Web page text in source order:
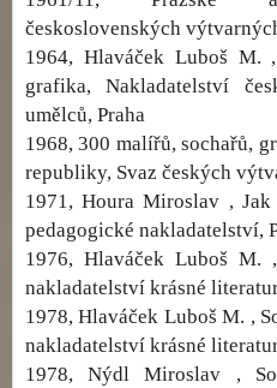
československých
1964, Hlaváček Luboš M. ,
grafika, Nakladatelství
umělců, Praha
1968, 300 malířů, sochařů,
republiky, Svaz českých
1971, Houra Miroslav ,
pedagogické nakladatelství,
1976, Hlaváček Luboš M.
nakladatelství krásné
1978, Hlaváček Luboš M. ,
nakladatelství krásné
1978, Nýdl Miroslav ,